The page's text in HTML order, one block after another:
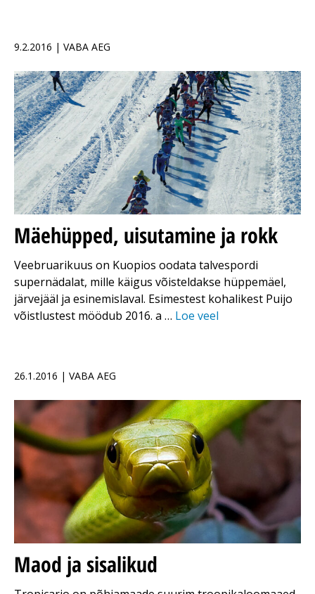
9.2.2016 | VABA AEG
Mäehüpped, uisutamine ja rokk
Veebruarikuus on Kuopios oodata talvespordi
supernädalat, mille käigus võisteldakse hüppemäel,
järvejääl ja esinemislaval. Esimestest kohalikest Puijo
võistlustest möödub 2016. a … Loe veel
26.1.2016 | VABA AEG
Maod ja sisalikud